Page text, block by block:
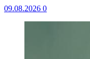
09.08.2026 0